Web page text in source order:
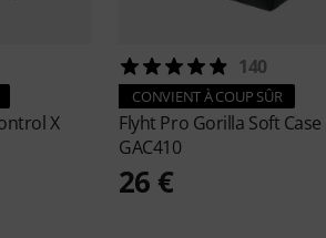
X
140
CONVIENT À COUP SÛR
Flyht Pro Gorilla Soft Case
GAC410
26 €